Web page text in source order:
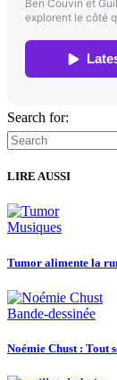
Search for:
LIRE AUSSI
Musiques
Tumor alimente la
Bande-dessinée
Noémie Chust : Tout